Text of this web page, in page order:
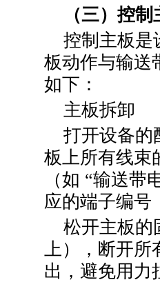
（三）控
控制主板是
板动作与输送
如下：
主板拆卸
打开设备的
板上所有线束
（如 “输送带
应的端子编号
松开主板的
上），断开所
出，避免用力